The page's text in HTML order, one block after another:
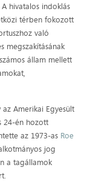
hivatalos indoklás
térben fokozott
való
megszakításának
állam mellett
Amerikai Egyesült
24-én hozott
az 1973-as Roe
jog
a tagállamok